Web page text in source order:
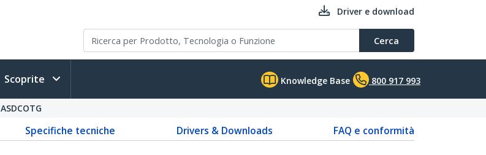
Driver e download
Cerca
Scoprite Knowledge Base 800 917 993
ASDCOTG
Specifiche tecniche Drivers & Downloads
FAQ e conformità